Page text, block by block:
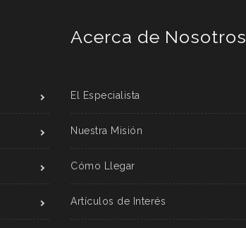
Acerca de Nosotros
El Especialista
Nuestra Misión
Cómo Llegar
Artículos de Interés